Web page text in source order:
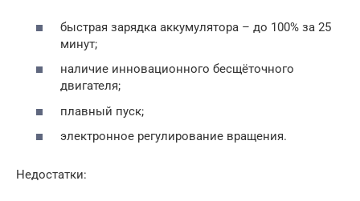
быстрая зарядка аккумулятора – до 100% за 25
минут;
наличие инновационного бесщёточного
двигателя;
плавный пуск;
электронное регулирование вращения.
Недостатки: